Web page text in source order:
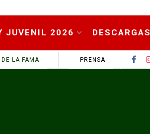
JUVENIL 2026 DESCARGAS
LA FAMA PRENSA